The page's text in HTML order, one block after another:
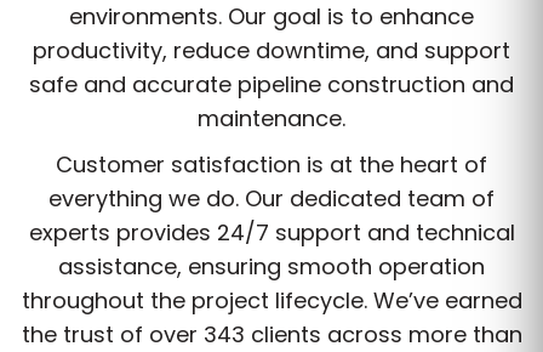
environments. Our goal is to enhance
productivity, reduce downtime, and support
safe and accurate pipeline construction and
maintenance.
Customer satisfaction is at the heart of
everything we do. Our dedicated team of
experts provides 24/7 support and technical
assistance, ensuring smooth operation
throughout the project lifecycle. We’ve earned
the trust of over 343 clients across more than